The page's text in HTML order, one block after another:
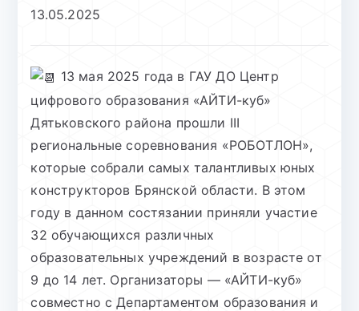
13.05.2025
13 мая 2025 года в ГАУ ДО Центр
цифрового образования «АЙТИ-куб»
Дятьковского района прошли III
региональные соревнования «РОБОТЛОН»,
которые собрали самых талантливых юных
конструкторов Брянской области. В этом
году в данном состязании приняли участие
32 обучающихся различных
образовательных учреждений в возрасте от
9 до 14 лет. Организаторы — «АЙТИ-куб»
совместно с Департаментом образования и